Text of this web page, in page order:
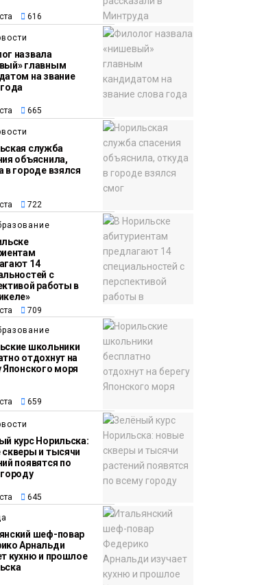
616
назвала
главным
на звание
665
служба
объяснила,
в городе взялся
722
14
с
работы в
709
школьники
отдохнут на
Японского моря
659
курс Норильска:
и тысячи
появятся по
645
шеф-повар
Арнальди
кухню и прошлое